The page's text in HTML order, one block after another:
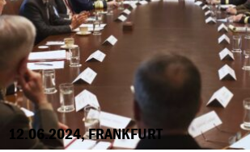
12.06.2024, FRANKFURT